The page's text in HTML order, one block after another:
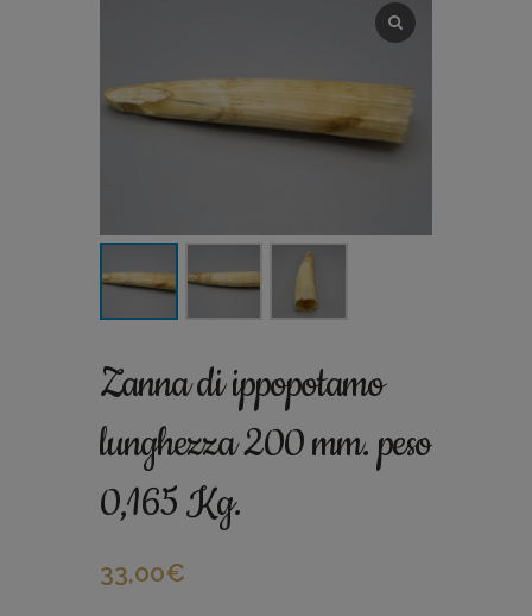
Zanna di ippopotamo
lunghezza 200 mm. peso
0,165 Kg.
33,00€